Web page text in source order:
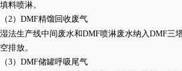
填料喷淋。
（2） DMF精馏回收废气
湿法生产线中间废水和DMF喷淋废水纳入DMF三
空排放。
（3）DMF储罐呼吸尾气